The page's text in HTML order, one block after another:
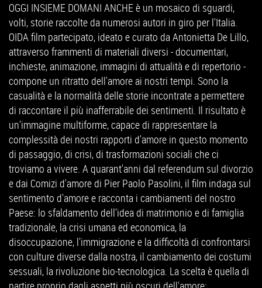
OGGI INSIEME DOMANI ANCHE è un mosaico di sguardi,
volti, storie raccolte da numerosi autori in giro per l'Italia.
OIDA film partecipato, ideato e curato da Antonietta De Lillo,
attraverso frammenti di materiali diversi - documentari,
inchieste, animazione, immagini di attualità e di repertorio -
compone un ritratto dell'amore ai nostri tempi. Sono la
casualità e la normalità delle storie incontrate a permettere
di raccontare il più inafferrabile dei sentimenti. Il risultato è
un'immagine multiforme, capace di rappresentare la
complessità dei nostri rapporti d'amore in questo momento
di passaggio, di crisi, di trasformazioni sociali che ci
troviamo a vivere. A quarant'anni dal referendum sul divorzio
e dai Comizi d'amore di Pier Paolo Pasolini, il film indaga sul
sentimento d'amore e racconta i cambiamenti del nostro
Paese: lo sfaldamento dell'idea di matrimonio e di famiglia
tradizionale, la crisi umana ed economica, la
disoccupazione, l'immigrazione e la difficoltà di confrontarsi
con culture diverse dalla nostra, il cambiamento dei costumi
sessuali, la rivoluzione bio-tecnologica. La scelta è quella di